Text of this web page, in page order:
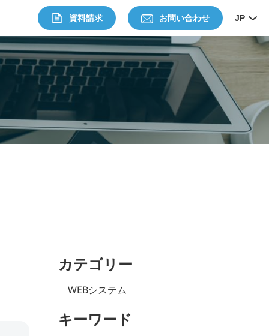
JP
資料請求 お問い合わせ
カテゴリー
WEBシステム
キーワード